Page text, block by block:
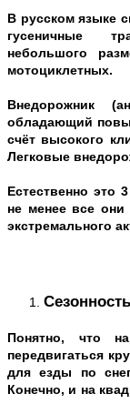
В русском языке
гусеничные
небольшого
мотоциклетных.
Внедорожник
обладающий
счёт высокого
Легковые
Естественно это
не менее все они
экстремального
Понятно, что
передвигаться
для езды по
Конечно, и на